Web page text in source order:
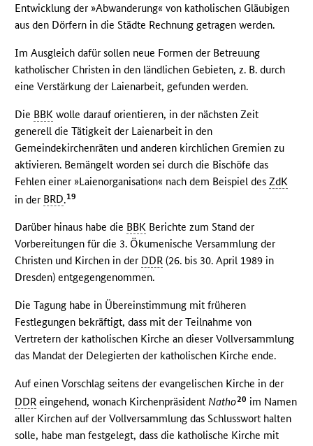
Entwicklung der »Abwanderung« von katholischen Gläubigen
aus den Dörfern in die Städte Rechnung getragen werden.
Im Ausgleich dafür sollen neue Formen der Betreuung
katholischer Christen in den ländlichen Gebieten, z. B. durch
eine Verstärkung der Laienarbeit, gefunden werden.
Die BBK wolle darauf orientieren, in der nächsten Zeit
generell die Tätigkeit der Laienarbeit in den
Gemeindekirchenräten und anderen kirchlichen Gremien zu
aktivieren. Bemängelt worden sei durch die Bischöfe das
Fehlen einer »Laienorganisation« nach dem Beispiel desZdK
in der BRD.19
Darüber hinaus habe die BBK Berichte zum Stand der
Vorbereitungen für die 3. Ökumenische Versammlung der
Christen und Kirchen in der DDR (26. bis 30. April 1989 in
Dresden) entgegengenommen.
Die Tagung habe in Übereinstimmung mit früheren
Festlegungen bekräftigt, dass mit der Teilnahme von
Vertretern der katholischen Kirche an dieser Vollversammlung
das Mandat der Delegierten der katholischen Kirche ende.
Auf einen Vorschlag seitens der evangelischen Kirche in der
DDR eingehend, wonach KirchenpräsidentNatho20 im Namen
aller Kirchen auf der Vollversammlung das Schlusswort halten
solle, habe man festgelegt, dass die katholische Kirche mit